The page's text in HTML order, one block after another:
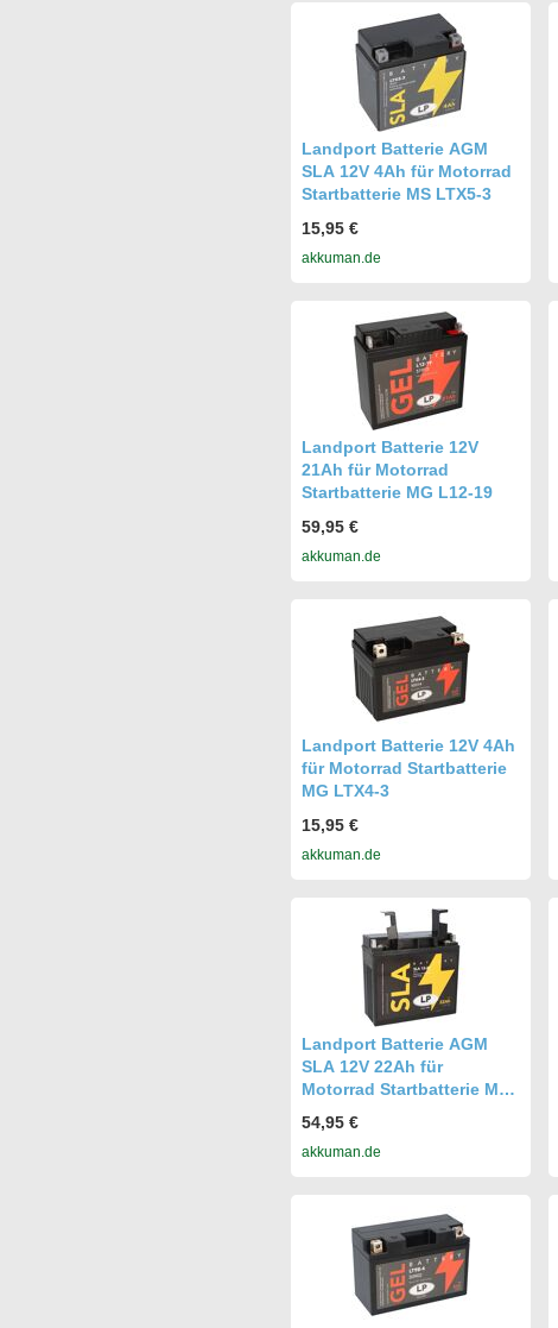
Landport Batterie AGM
SLA 12V 4Ah für Motorrad
Startbatterie MS LTX5-3
15,95 €
akkuman.de
Landport Batterie 12V
21Ah für Motorrad
Startbatterie MG L12-19
59,95 €
akkuman.de
Landport Batterie 12V 4Ah
für Motorrad Startbatterie
MG LTX4-3
15,95 €
akkuman.de
Landport Batterie AGM
SLA 12V 22Ah für
Motorrad Startbatterie MS
54,95 €
akkuman.de